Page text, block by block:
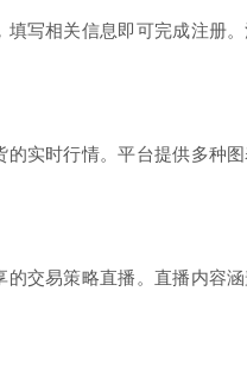
写相关信息即可完成注册
实时行情。平台提供多种
的交易策略直播。直播内容